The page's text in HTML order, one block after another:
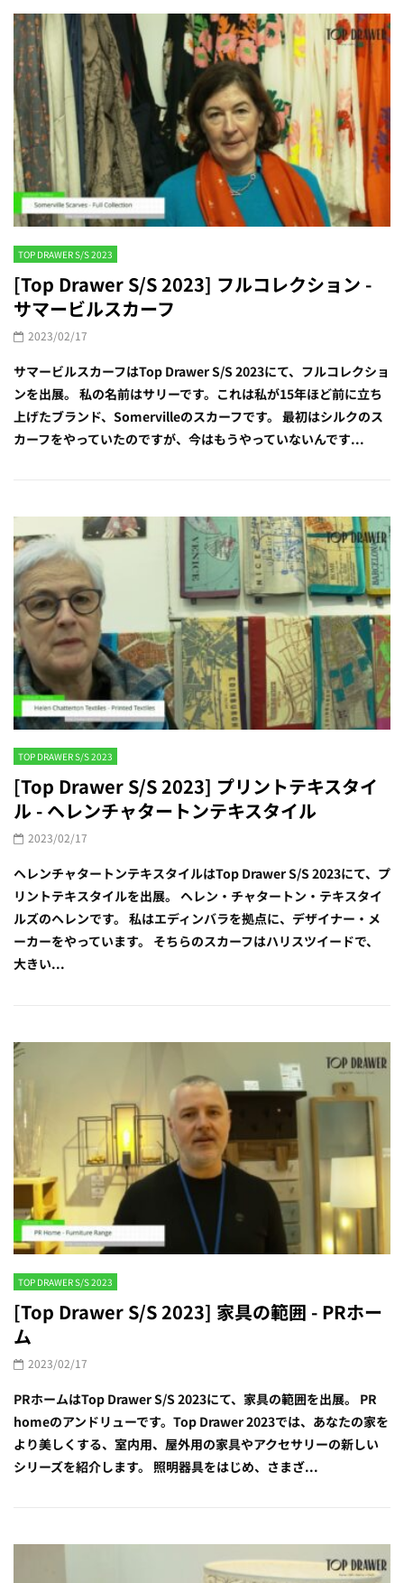
TOP DRAWER S/S 2023
[Top Drawer S/S 2023] フルコレクション -
サマービルスカーフ
2023/02/17
サマービルスカーフはTop Drawer S/S 2023にて、フルコレクショ
ンを出展。 私の名前はサリーです。これは私が15年ほど前に立ち
上げたブランド、Somervilleのスカーフです。 最初はシルクのス
カーフをやっていたのですが、今はもうやっていないんです...
TOP DRAWER S/S 2023
[Top Drawer S/S 2023] プリントテキスタイ
ル - ヘレンチャタートンテキスタイル
2023/02/17
ヘレンチャタートンテキスタイルはTop Drawer S/S 2023にて、プ
リントテキスタイルを出展。 ヘレン・チャタートン・テキスタイ
ルズのヘレンです。 私はエディンバラを拠点に、デザイナー・メ
ーカーをやっています。 そちらのスカーフはハリスツイードで、
大きい...
TOP DRAWER S/S 2023
[Top Drawer S/S 2023] 家具の範囲 - PRホー
ム
2023/02/17
PRホームはTop Drawer S/S 2023にて、家具の範囲を出展。 PR
homeのアンドリューです。Top Drawer 2023では、あなたの家を
より美しくする、室内用、屋外用の家具やアクセサリーの新しい
シリーズを紹介します。 照明器具をはじめ、さまざ...